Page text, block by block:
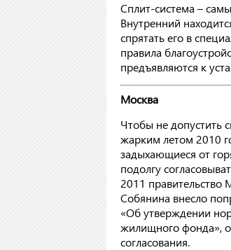
Сплит-система –
Внутренний
спрятать его в
правила
предъявляются к
Москва
Чтобы не допустить
жарким летом 2010
задыхающиеся от
подолгу
2011 правительство
Собянина внесло
«Об утверждении
жилищного фонда»,
согласования.